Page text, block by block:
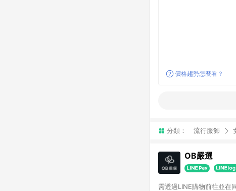
價格趨勢怎麼看？
分類： 流行服飾
OB嚴選
需透過LINE購物前往並在